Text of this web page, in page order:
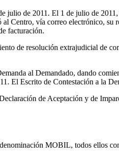
julio de 2011. El 1 de julio de
vía correo electrónico, su
facturación.
de resolución extrajudicial de
al Demandado, dando
El Escrito de Contestación a la
de Aceptación y de
MOBIL, todos ellos